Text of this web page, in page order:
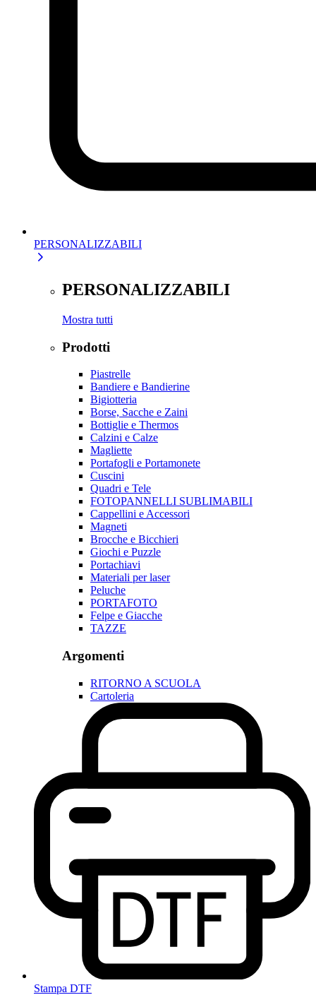
PERSONALIZZABILI
PERSONALIZZABILI
Mostra tutti
Prodotti
Piastrelle
Bandiere e Bandierine
Bigiotteria
Borse, Sacche e Zaini
Bottiglie e Thermos
Calzini e Calze
Magliette
Portafogli e Portamonete
Cuscini
Quadri e Tele
FOTOPANNELLI SUBLIMABILI
Cappellini e Accessori
Magneti
Brocche e Bicchieri
Giochi e Puzzle
Portachiavi
Materiali per laser
Peluche
PORTAFOTO
Felpe e Giacche
TAZZE
Argomenti
RITORNO A SCUOLA
Cartoleria
Stampa DTF